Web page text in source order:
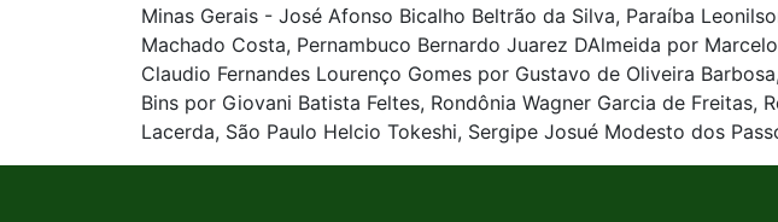
Minas Gerais - José Afonso Bicalho Beltrão da Silva, Paraíba
Machado Costa, Pernambuco Bernardo Juarez DAlmeida por
Claudio Fernandes Lourenço Gomes por Gustavo de Oliveira
Bins por Giovani Batista Feltes, Rondônia Wagner Garcia de
Lacerda, São Paulo Helcio Tokeshi, Sergipe Josué Modesto dos